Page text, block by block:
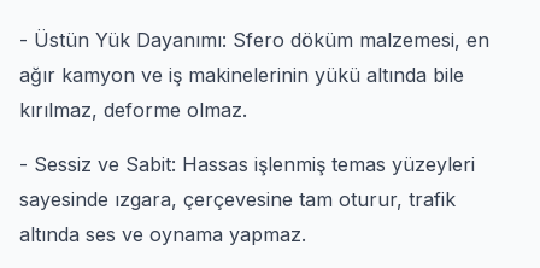
- Üstün Yük Dayanımı: Sfero döküm malzemesi, en
ağır kamyon ve iş makinelerinin yükü altında bile
kırılmaz, deforme olmaz.
- Sessiz ve Sabit: Hassas işlenmiş temas yüzeyleri
sayesinde ızgara, çerçevesine tam oturur, trafik
altında ses ve oynama yapmaz.